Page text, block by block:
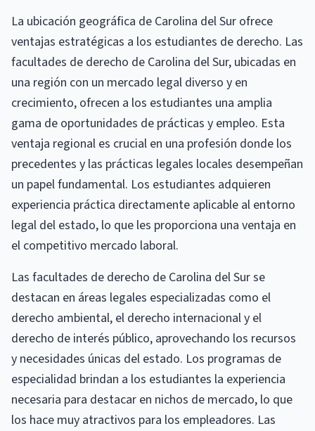
La ubicación geográfica de Carolina del Sur ofrece
ventajas estratégicas a los estudiantes de derecho. Las
facultades de derecho de Carolina del Sur, ubicadas en
una región con un mercado legal diverso y en
crecimiento, ofrecen a los estudiantes una amplia
gama de oportunidades de prácticas y empleo. Esta
ventaja regional es crucial en una profesión donde los
precedentes y las prácticas legales locales desempeñan
un papel fundamental. Los estudiantes adquieren
experiencia práctica directamente aplicable al entorno
legal del estado, lo que les proporciona una ventaja en
el competitivo mercado laboral.
Las facultades de derecho de Carolina del Sur se
destacan en áreas legales especializadas como el
derecho ambiental, el derecho internacional y el
derecho de interés público, aprovechando los recursos
y necesidades únicas del estado. Los programas de
especialidad brindan a los estudiantes la experiencia
necesaria para destacar en nichos de mercado, lo que
los hace muy atractivos para los empleadores. Las